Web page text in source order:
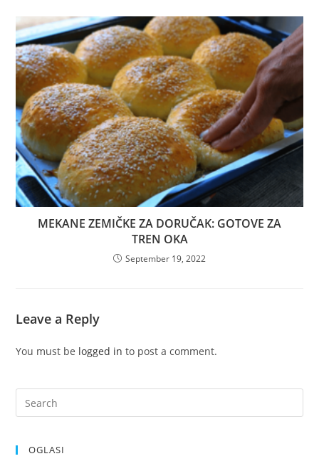
MEKANE ZEMIČKE ZA DORUČAK: GOTOVE ZA
TREN OKA
September 19, 2022
Leave a Reply
You must be logged in to post a comment.
OGLASI